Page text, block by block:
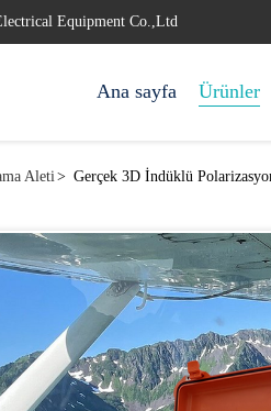
Equipment Co.,Ltd
Ana sayfa Ürünler
Aleti> Gerçek 3D İndüklü